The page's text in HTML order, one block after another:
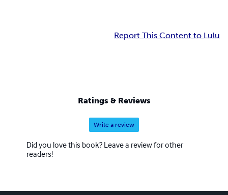
Report This Content to Lulu
Ratings & Reviews
Write a review
Did you love this book? Leave a review for other
readers!